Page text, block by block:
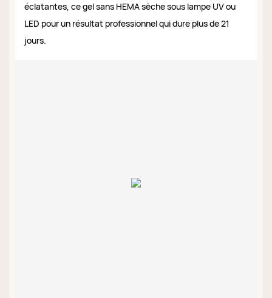
éclatantes, ce gel sans HEMA sèche sous lampe UV ou
LED pour un résultat professionnel qui dure plus de 21
jours.